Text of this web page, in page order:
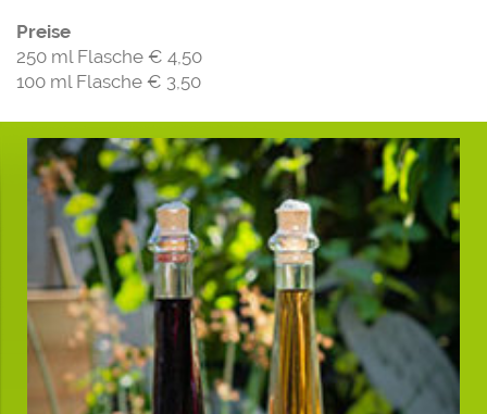
Preise
250 ml Flasche € 4,50
100 ml Flasche € 3,50